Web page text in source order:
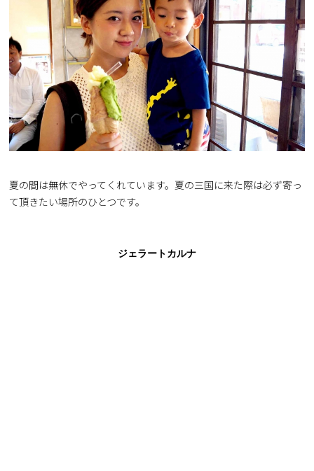
夏の間は無休でやってくれています。夏の三国に来た際は必ず寄っ
て頂きたい場所のひとつです。
ジェラートカルナ